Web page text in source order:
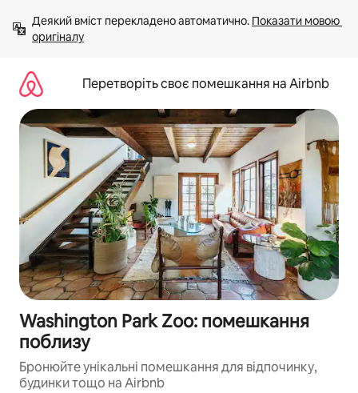
вмісту
Деякий вміст перекладено автоматично. Показати мовою
оригіналу
Перетворіть своє помешкання на Airbnb
Washington Park Zoo: помешкання
поблизу
Бронюйте унікальні помешкання для відпочинку,
будинки тощо на Airbnb